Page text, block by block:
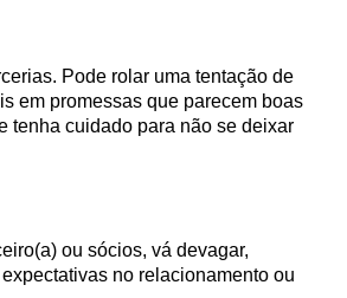
Pode rolar uma tentação de
em promessas que parecem boas
tenha cuidado para não se deixar
ou sócios, vá devagar,
no relacionamento ou